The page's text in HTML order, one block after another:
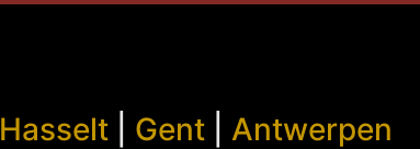
Hasselt Gent
Antwerpen